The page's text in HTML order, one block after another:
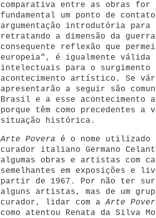
comparativa entre as obras for
fundamental um ponto de
argumentação introdutória
retratando a dimensão da
consequente reflexão que
europeia", é igualmente válida
intelectuais para o
acontecimento artístico. Se
apresentarão a seguir são
Brasil e a esse
porque têm como precedentes a
situação histórica.
Arte Povera é o nome
curador italiano Germano
algumas obras e artistas com
semelhantes em exposições e
partir de 1967. Por não ter
alguns artistas, mas de um
curador, lidar com aArte
como atentou Renata da Silva